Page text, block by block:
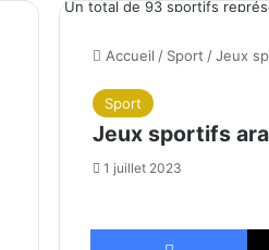
Un total de 93 sportifs
Accueil / Sport /Jeux
Sport
Jeux sportifs
1 juillet 2023